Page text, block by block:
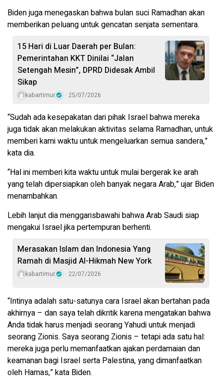
Biden juga menegaskan bahwa bulan suci Ramadhan akan
memberikan peluang untuk gencatan senjata sementara.
15 Hari di Luar Daerah per Bulan:
Pemerintahan KKT Dinilai “Jalan
Setengah Mesin”, DPRD Didesak Ambil
Sikap
kabartimur 25/07/2026
“Sudah ada kesepakatan dari pihak Israel bahwa mereka
juga tidak akan melakukan aktivitas selama Ramadhan, untuk
memberi kami waktu untuk mengeluarkan semua sandera,”
kata dia.
“Hal ini memberi kita waktu untuk mulai bergerak ke arah
yang telah dipersiapkan oleh banyak negara Arab,” ujar Biden
menambahkan.
Lebih lanjut dia menggarisbawahi bahwa Arab Saudi siap
mengakui Israel jika pertempuran berhenti.
Merasakan Islam dan Indonesia Yang
Ramah di Masjid Al-Hikmah New York
kabartimur 22/07/2026
“Intinya adalah satu-satunya cara Israel akan bertahan pada
akhirnya – dan saya telah dikritik karena mengatakan bahwa
Anda tidak harus menjadi seorang Yahudi untuk menjadi
seorang Zionis. Saya seorang Zionis – tetapi ada satu hal:
mereka juga perlu memanfaatkan ajakan perdamaian dan
keamanan bagi Israel serta Palestina, yang dimanfaatkan
oleh Hamas,” kata Biden.